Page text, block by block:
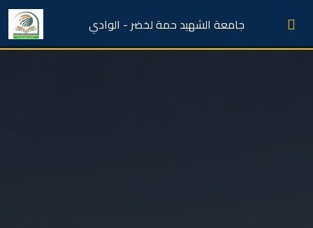
جامعة الشهيد حمة لخضر - الوادي